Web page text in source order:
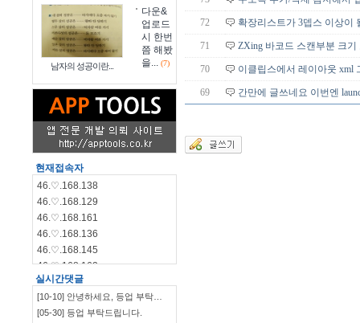
남자의 성공이란...
다운&
업로드
시 한번
쯤 해봤
을... (7)
현재접속자
46.♡.168.138
46.♡.168.129
46.♡.168.161
46.♡.168.136
46.♡.168.145
46.♡.168.162
46.♡.168.144
46.♡.168.140
115.♡.135.198
실시간댓글
[10-10] 안녕하세요, 등업 부탁…
[05-30] 등업 부탁드립니다.
72 확장리스트가 3뎁스 이상이
71 ZXing 바코드 스캔부분 크기
70 이클립스에서 레이아웃 xml
69 간만에 글쓰네요 이번엔